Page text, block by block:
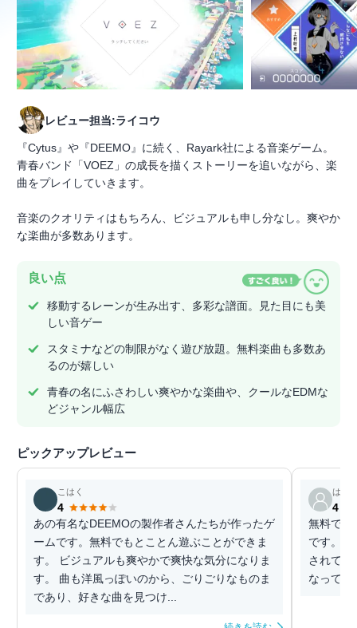
レビュー担当:ライコウ
『Cytus』や『DEEMO』に続く、Rayark社による音楽ゲーム。
青春バンド「VOEZ」の成長を描くストーリーを追いながら、楽
曲をプレイしていきます。
音楽のクオリティはもちろん、ビジュアルも申し分なし。爽やか
な楽曲が多数あります。
良い点
移動するレーンが生み出す、多彩な譜面。見た目にも美
しい音ゲー
スタミナなどの制限がなく遊び放題。無料楽曲も多数あ
るのが嬉しい
青春の名にふさわしい爽やかな楽曲や、クールなEDMな
どジャンル幅広
ピックアップレビュー
こはく
4
あの有名なDEEMOの製作者さんたちが作ったゲ
ームです。無料でもとことん遊ぶことができま
す。 ビジュアルも爽やかで爽快な気分になりま
す。 曲も洋風っぽいのから、ごりごりなものま
であり、好きな曲を見つけ...
はへ
4
無料で本
です。楽
されてい
なってま